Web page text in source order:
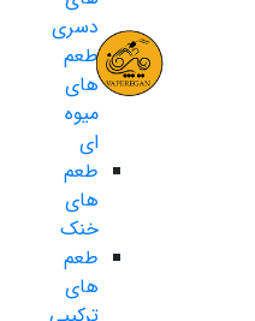
دسری
طعم
های
میوه
ای
طعم
های
خنک
طعم
های